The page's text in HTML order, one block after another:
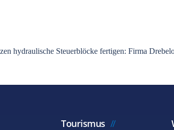
hydraulische Steuerblöcke fertigen: Firma
Tourismus